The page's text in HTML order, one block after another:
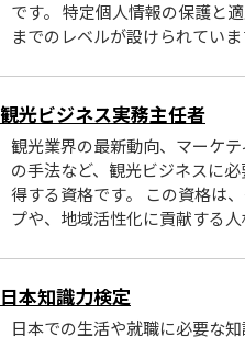
です。 特定個人情報の保護と
までのレベルが設けられていま
観光ビジネス実務主任者
観光業界の最新動向、マーケ
の手法など、観光ビジネスに
得する資格です。 この資格は
プや、地域活性化に貢献する
日本知識力検定
日本での生活や就職に必要な